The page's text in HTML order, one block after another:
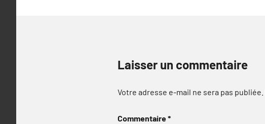
Laisser un commentaire
Votre adresse e-mail ne sera pas publiée.
Commentaire*